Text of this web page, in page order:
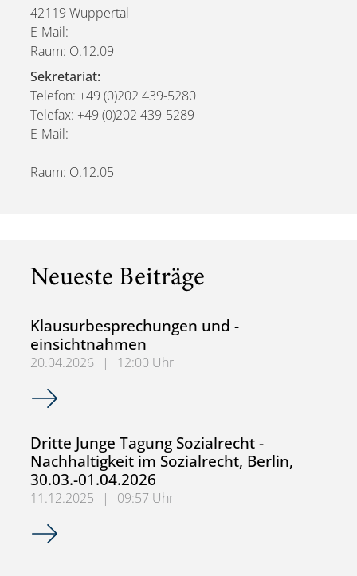
42119 Wuppertal
E-Mail:
Raum: O.12.09
Sekretariat:
Telefon: +49 (0)202 439-5280
Telefax: +49 (0)202 439-5289
E-Mail:
Raum: O.12.05
Neueste Beiträge
Klausurbesprechungen und -
einsichtnahmen
20.04.2026 |
12:00 Uhr
Klausurbesprechungen und -einsichtnahmen
Dritte Junge Tagung Sozialrecht -
Nachhaltigkeit im Sozialrecht, Berlin,
30.03.-01.04.2026
11.12.2025 |
09:57 Uhr
Dritte Junge Tagung Sozialrecht - Nachhaltigkeit im